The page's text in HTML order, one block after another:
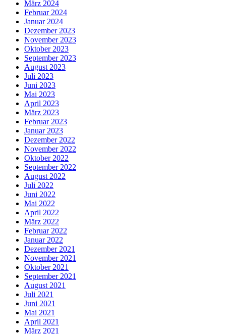
März 2024
Februar 2024
Januar 2024
Dezember 2023
November 2023
Oktober 2023
September 2023
August 2023
Juli 2023
Juni 2023
Mai 2023
April 2023
März 2023
Februar 2023
Januar 2023
Dezember 2022
November 2022
Oktober 2022
September 2022
August 2022
Juli 2022
Juni 2022
Mai 2022
April 2022
März 2022
Februar 2022
Januar 2022
Dezember 2021
November 2021
Oktober 2021
September 2021
August 2021
Juli 2021
Juni 2021
Mai 2021
April 2021
März 2021